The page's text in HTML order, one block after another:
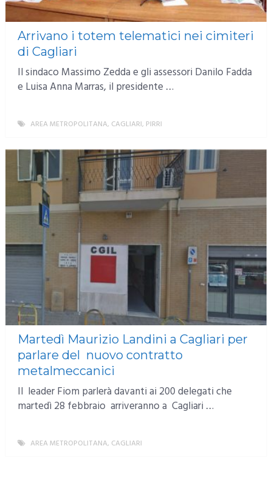
Arrivano i totem telematici nei cimiteri
di Cagliari
Il sindaco Massimo Zedda e gli assessori Danilo Fadda
e Luisa Anna Marras, il presidente …
AREA METROPOLITANA, CAGLIARI, PIRRI
Martedì Maurizio Landini a Cagliari per
parlare del nuovo contratto
metalmeccanici
Il leader Fiom parlerà davanti ai 200 delegati che
martedì 28 febbraio arriveranno a Cagliari …
AREA METROPOLITANA, CAGLIARI